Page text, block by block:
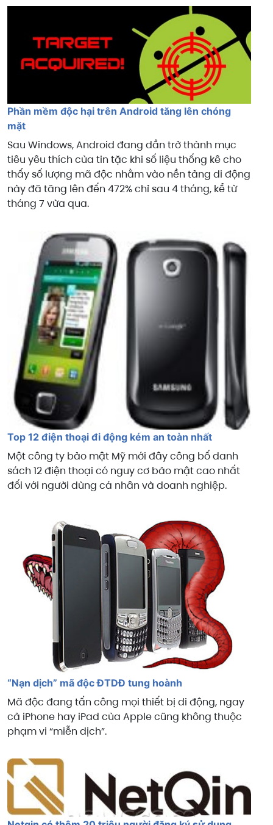
Phần mềm độc hại trên Android tăng lên chóng
mặt
Sau Windows, Android đang dần trở thành mục
tiêu yêu thích của tin tặc khi số liệu thống kê cho
thấy số lượng mã độc nhằm vào nền tảng di động
này đã tăng lên đến 472% chỉ sau 4 tháng, kể từ
tháng 7 vừa qua.
Top 12 điện thoại đi động kém an toàn nhất
Một công ty bảo mật Mỹ mới đây công bố danh
sách 12 điện thoại có nguy cơ bảo mật cao nhất
đối với người dùng cá nhân và doanh nghiệp.
“Nạn dịch” mã độc ĐTDĐ tung hoành
Mã độc đang tấn công mọi thiết bị di động, ngay
cả iPhone hay iPad của Apple cũng không thuộc
phạm vi “miễn dịch”.